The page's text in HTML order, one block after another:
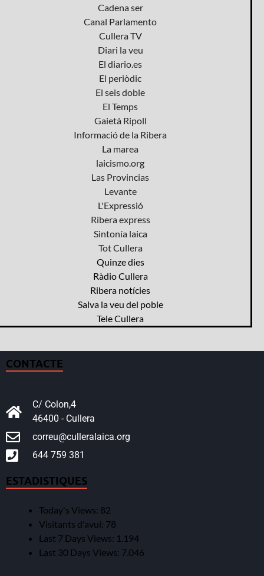
Cadena ser
Canal Parlamento
Cullera TV
Diari la veu
El diario.es
El periòdic
El seis doble
El Temps
Gaietà Ripoll
Informació de la Ribera
La marea
laicismo.org
Las Provincias
Levante
L'Expressió
Ribera express
Sintonía laica
Tot Cullera
Quinze dies
Ràdio Cullera
Ribera notícies
Salva la veu del poble
Tele Cullera
CONTACTE
C/ Colon,4
46400 - Cullera
correu@culleralaica.org
644 759 381
ESTADISTIQUES
Today's Views: 82
Visitants d'avui: 78
Last 7 Days Views: 1.194
Last 30 Days Views: 7.046